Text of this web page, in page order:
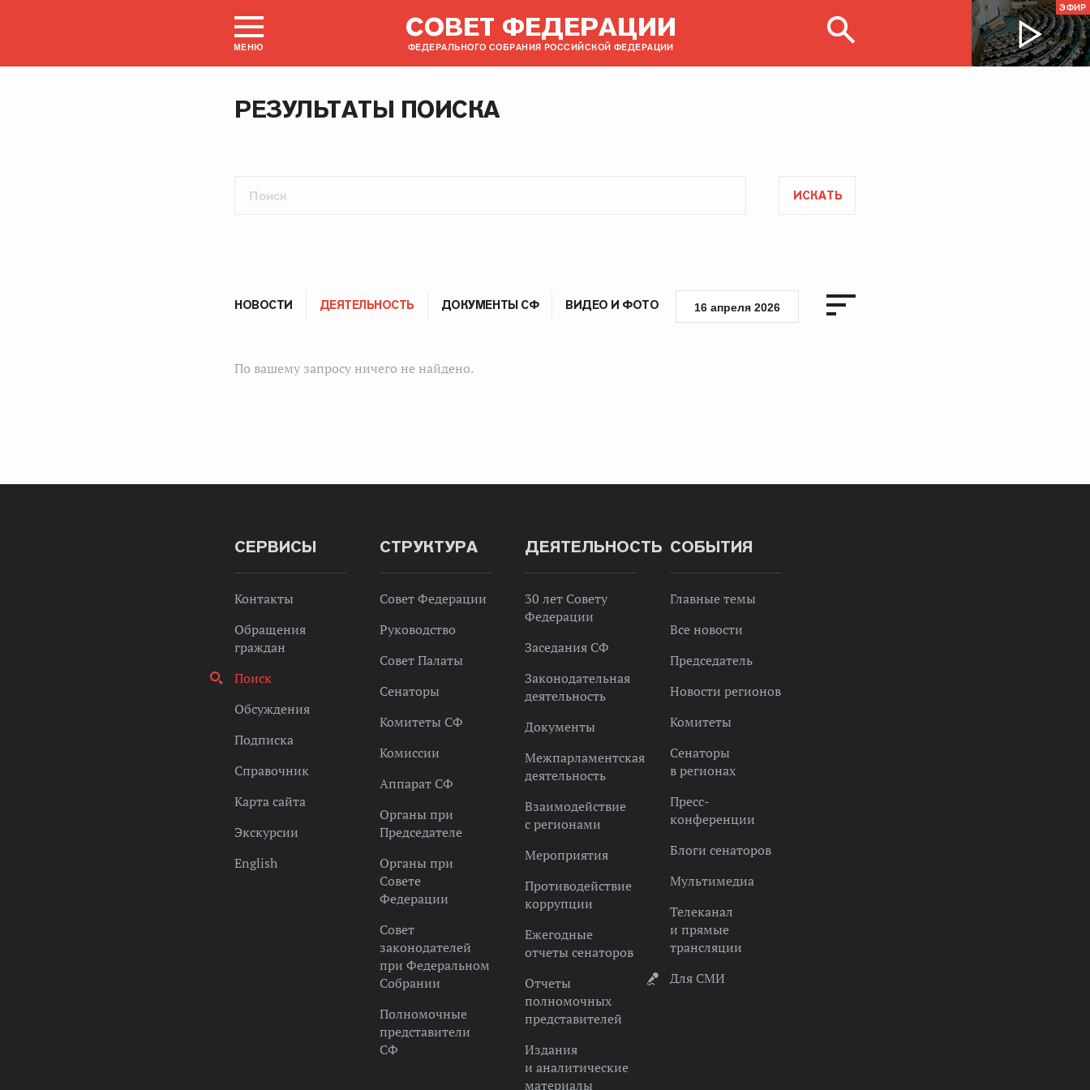
МЕНЮ
СОВЕТ ФЕДЕРАЦИИ
ФЕДЕРАЛЬНОГО СОБРАНИЯ РОССИЙСКОЙ ФЕДЕРАЦИИ
ЭФИР
РЕЗУЛЬТАТЫ ПОИСКА
ИСКАТЬ
НОВОСТИ ДЕЯТЕЛЬНОСТЬ ДОКУМЕНТЫ СФ ВИДЕО И ФОТО 16 апреля 2026
По вашему запросу ничего не найдено.
СЕРВИСЫ
Контакты
Обращения
граждан
Поиск
Обсуждения
Подписка
Справочник
Карта сайта
Экскурсии
English
СТРУКТУРА
Совет Федерации
Руководство
Совет Палаты
Сенаторы
Комитеты СФ
Комиссии
Аппарат СФ
Органы при
Председателе
Органы при
Совете
Федерации
Совет
законодателей
при Федеральном
Собрании
Полномочные
представители
СФ
ДЕЯТЕЛЬНОСТЬ
30 лет Совету
Федерации
Заседания СФ
Законодательная
деятельность
Документы
Межпарламентская
деятельность
Взаимодействие
с регионами
Мероприятия
Противодействие
коррупции
Ежегодные
отчеты сенаторов
Отчеты
полномочных
представителей
Издания
и аналитические
материалы
СОБЫТИЯ
Главные темы
Все новости
Председатель
Новости регионов
Комитеты
Сенаторы
в регионах
Пресс-
конференции
Блоги сенаторов
Мультимедиа
Телеканал
и прямые
трансляции
Для СМИ